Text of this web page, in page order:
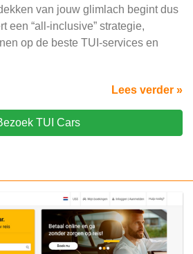
van jouw glimlach begint dus
een “all-inclusive” strategie,
op de beste TUI-services en
Lees verder »
TUI Cars